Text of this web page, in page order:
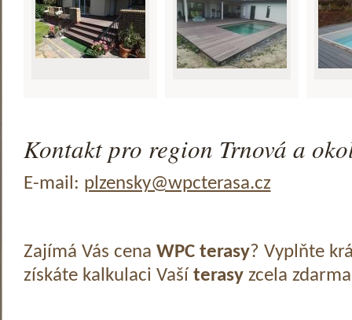
Kontakt pro region Trnová a
E-mail: plzensky@wpcterasa.cz
Zajímá Vás cena WPC terasy? Vyplňte
získáte kalkulaci Vaší terasyzcela